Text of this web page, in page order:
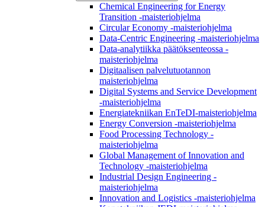
Chemical Engineering for Energy
Transition -maisteriohjelma
Circular Economy -maisteriohjelma
Data-Centric Engineering -maisteriohjelma
Data-analytiikka päätöksenteossa -
maisteriohjelma
Digitaalisen palvelutuotannon
maisteriohjelma
Digital Systems and Service Development
-maisteriohjelma
Energiatekniikan EnTeDI-maisteriohjelma
Energy Conversion -maisteriohjelma
Food Processing Technology -
maisteriohjelma
Global Management of Innovation and
Technology -maisteriohjelma
Industrial Design Engineering -
maisteriohjelma
Innovation and Logistics -maisteriohjelma